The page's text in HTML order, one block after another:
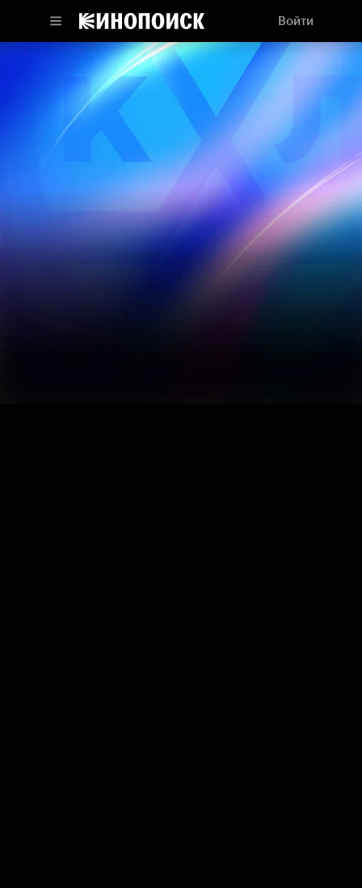
Войти